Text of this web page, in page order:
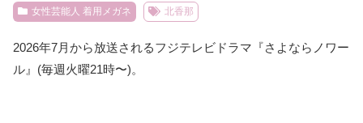
女性芸能人 着用メガネ 北香那
2026年7月から放送されるフジテレビドラマ『さよならノワー
ル』(毎週火曜21時〜)。